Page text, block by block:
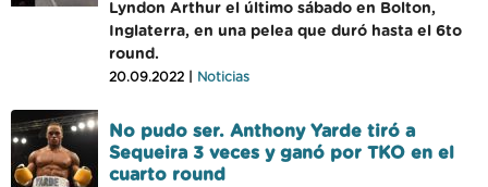
Lyndon Arthur el último sábado en Bolton,
Inglaterra, en una pelea que duró hasta el 6to
round.
20.09.2022 | Noticias
No pudo ser. Anthony Yarde tiró a
Sequeira 3 veces y ganó por TKO en el
cuarto round